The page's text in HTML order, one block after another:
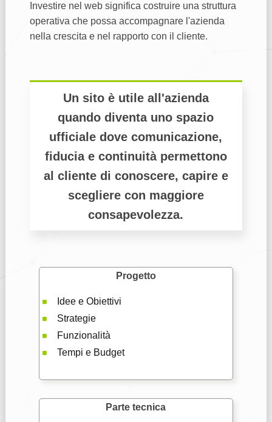
Investire nel web significa costruire una struttura
operativa che possa accompagnare l'azienda
nella crescita e nel rapporto con il cliente.
Un sito è utile all'azienda
quando diventa uno spazio
ufficiale dove comunicazione,
fiducia e continuità permettono
al cliente di conoscere, capire e
scegliere con maggiore
consapevolezza.
Progetto
Idee e Obiettivi
Strategie
Funzionalità
Tempi e Budget
Parte tecnica